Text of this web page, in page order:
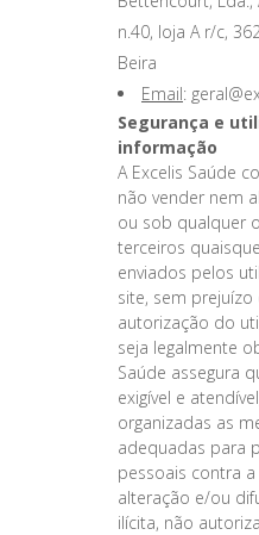
n.40, loja A r/c,
Beira
Email:
Segurança e
informação
A Excelis Saúde
não vender nem
ou sob qualquer
terceiros
enviados pelos
site, sem
autorização do
seja legalmente
Saúde assegura
exigível e
organizadas as
adequadas para
pessoais contra
alteração e/ou
ilícita, não